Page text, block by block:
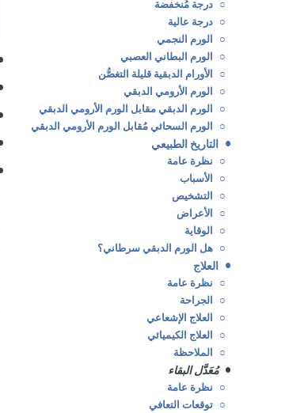
○ درجة مُنخفضة
○ درجة عالية
○ الورم النجمي
○ الورم البطاني العصبي
○ الأورام الدبقية قليلة التغصُّن
○ الورم الأرومي الدبقي
○ الورم الدبقي مقابل الورم الأرومي الدبقي
○ الورم السحائي مُقابل الورم الأرومي الدبقي
• التاريخ الطبيعي
○ نظرة عامة
○ الأسباب
○ التشخيص
○ الأعراض
○ الوقاية
○ هل الورم الدبقي سرطاني؟
• العلاج
○ نظرة عامة
○ الجراحة
○ العلاج الإشعاعي
○ العلاج الكيميائي
○ الملاحظة
• مُعَدَّل البقاء
○ نظرة عامة
○ توقعات التعافي